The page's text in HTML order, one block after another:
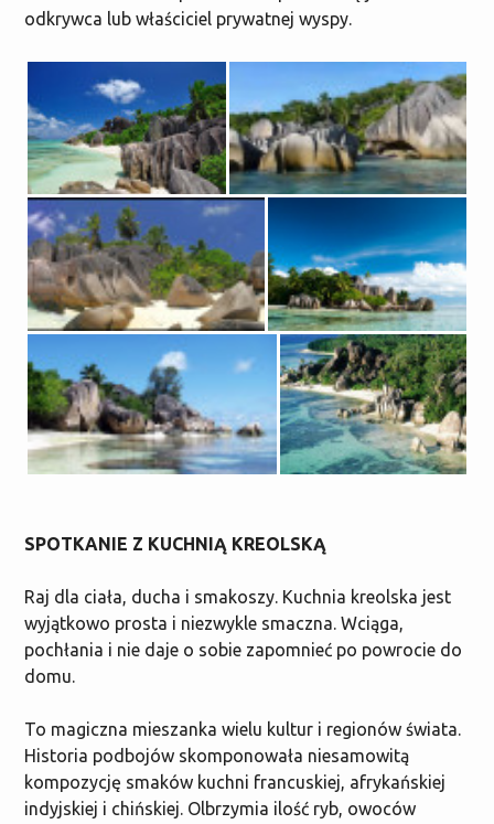
odkrywca lub właściciel prywatnej wyspy.
SPOTKANIE Z KUCHNIĄ KREOLSKĄ
Raj dla ciała, ducha i smakoszy. Kuchnia kreolska jest
wyjątkowo prosta i niezwykle smaczna. Wciąga,
pochłania i nie daje o sobie zapomnieć po powrocie do
domu.
To magiczna mieszanka wielu kultur i regionów świata.
Historia podbojów skomponowała niesamowitą
kompozycję smaków kuchni francuskiej, afrykańskiej
indyjskiej i chińskiej. Olbrzymia ilość ryb, owoców